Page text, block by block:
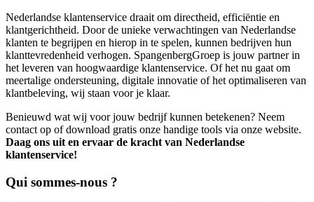
Nederlandse klantenservice draait om directheid, efficiëntie en
klantgerichtheid. Door de unieke verwachtingen van Nederlandse
klanten te begrijpen en hierop in te spelen, kunnen bedrijven hun
klanttevredenheid verhogen. SpangenbergGroep is jouw partner in
het leveren van hoogwaardige klantenservice. Of het nu gaat om
meertalige ondersteuning, digitale innovatie of het optimaliseren van
klantbeleving, wij staan voor je klaar.
Benieuwd wat wij voor jouw bedrijf kunnen betekenen? Neem
contact op of download gratis onze handige tools via onze website.
Daag ons uit en ervaar de kracht van Nederlandse
klantenservice!
Qui sommes-nous ?